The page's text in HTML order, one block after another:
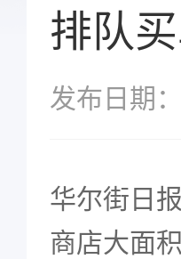
排队买
发布日期
华尔街日
商店大面